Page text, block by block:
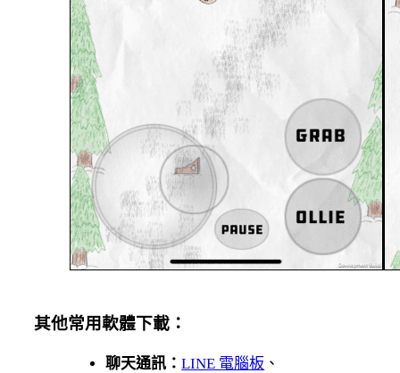
其他常用軟體下載：
聊天通訊：LINE 電腦板 、